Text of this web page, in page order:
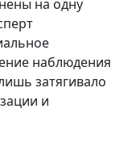
на одну
наблюдения
затягивало
и